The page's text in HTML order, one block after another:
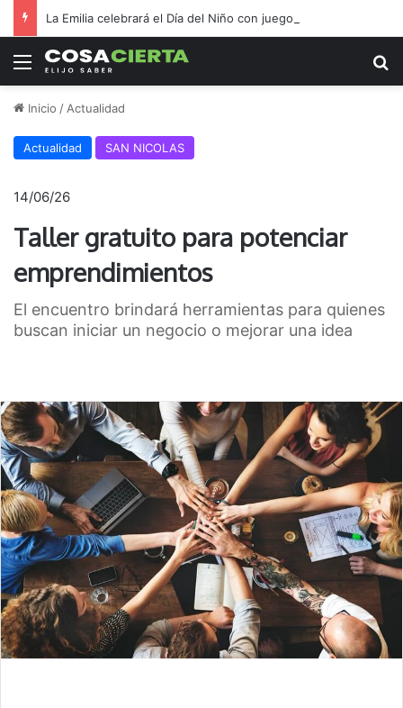
Menú
Inicio / Actualidad
Actualidad SAN NICOLAS
14/06/26
Taller gratuito para potenciar
emprendimientos
El encuentro brindará herramientas para quienes
buscan iniciar un negocio o mejorar una idea